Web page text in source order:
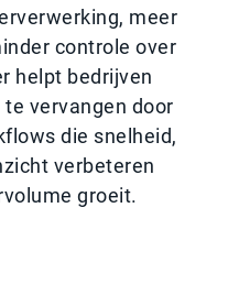
meer
controle over
helpt bedrijven
vervangen door
die snelheid,
verbeteren
groeit.